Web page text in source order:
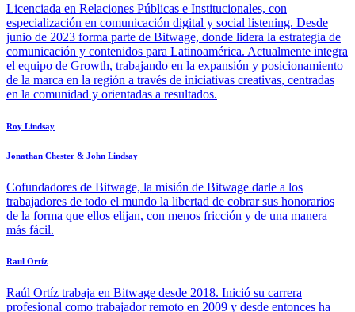
Licenciada en Relaciones Públicas e Institucionales, con
especialización en comunicación digital y social listening. Desde
junio de 2023 forma parte de Bitwage, donde lidera la estrategia de
comunicación y contenidos para Latinoamérica. Actualmente integra
el equipo de Growth, trabajando en la expansión y posicionamiento
de la marca en la región a través de iniciativas creativas, centradas
en la comunidad y orientadas a resultados.
Roy Lindsay
Jonathan Chester & John Lindsay
Cofundadores de Bitwage, la misión de Bitwage darle a los
trabajadores de todo el mundo la libertad de cobrar sus honorarios
de la forma que ellos elijan, con menos fricción y de una manera
más fácil.
Raul Ortíz
Raúl Ortíz trabaja en Bitwage desde 2018. Inició su carrera
profesional como trabajador remoto en 2009 y desde entonces ha